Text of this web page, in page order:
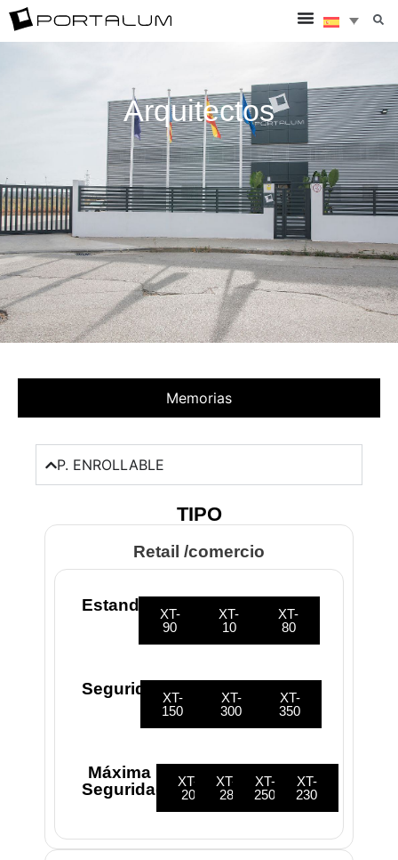
Arquitectos
Memorias
P. ENROLLABLE
TIPO
Retail /comercio
Estandar
XT-
90
XT-
10
XT-
80
SeguridadXT-
150
XT-
300
XT-
350
Máxima
Seguridad
XT-
20
XT-
28
XT-
250
XT-
230